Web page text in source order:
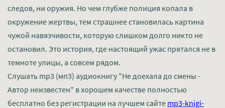
следов, ни оружия. Но чем глубже полиция копала в
окружение жертвы, тем страшнее становилась картина
чужой навязчивости, которую слишком долго никто не
остановил. Это история, где настоящий ужас прятался не в
темноте улицы, а совсем рядом.
Слушать mp3 (мп3) аудиокнигу "Не доехала до смены -
Автор неизвестен" в хорошем качестве полностью
бесплатно без регистрации на лучшем сайте mp3-knigi-